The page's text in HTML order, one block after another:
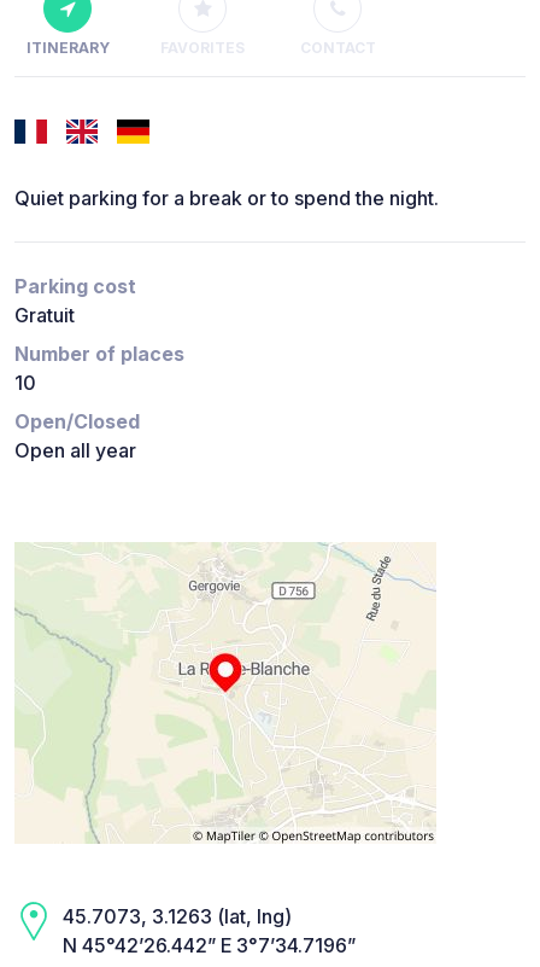
ITINERARY FAVORITES CONTACT
Quiet parking for a break or to spend the night.
Parking cost
Gratuit
Number of places
10
Open/Closed
Open all year
45.7073, 3.1263 (lat, lng)
N 45°42’26.442” E 3°7’34.7196”